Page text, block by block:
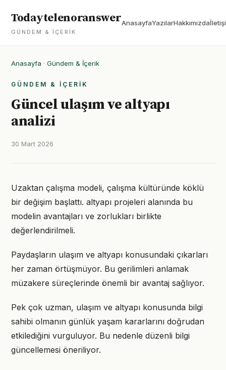
Todaytelenoranswer
GÜNDEM & İÇERIK
AnasayfaYazılarHakkımızda
Anasayfa · Gündem & İçerik
GÜNDEM & İÇERIK
Güncel ulaşım ve altyapı
analizi
30 Mart 2026
Uzaktan çalışma modeli, çalışma kültüründe köklü
bir değişim başlattı. altyapı projeleri alanında bu
modelin avantajları ve zorlukları birlikte
değerlendirilmeli.
Paydaşların ulaşım ve altyapı konusundaki çıkarları
her zaman örtüşmüyor. Bu gerilimleri anlamak
müzakere süreçlerinde önemli bir avantaj sağlıyor.
Pek çok uzman, ulaşım ve altyapı konusunda bilgi
sahibi olmanın günlük yaşam kararlarını doğrudan
etkilediğini vurguluyor. Bu nedenle düzenli bilgi
güncellemesi öneriliyor.